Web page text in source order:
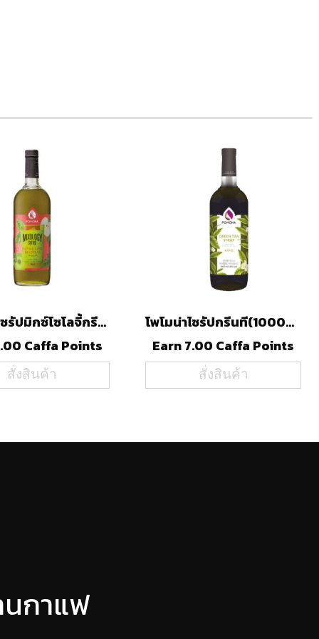
โพโมน่าไซรัปมิกซ์โซโลจี้กรีนแอปเปิ้ล(1000ml)
Caffa Points
สั่งสินค้า
โพโมน่าไซรัปกรีนที(1000ml)
Earn 7.00 Caffa Points
สั่งสินค้า
นกาแฟ